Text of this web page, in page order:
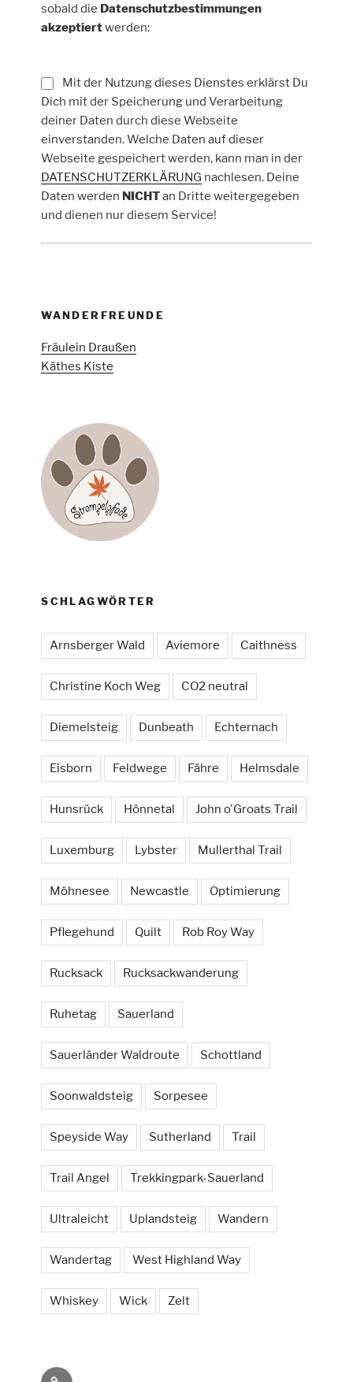
sobald die Datenschutzbestimmungen
akzeptiertwerden:
Mit der Nutzung dieses Dienstes erklärst Du
Dich mit der Speicherung und Verarbeitung
deiner Daten durch diese Webseite
einverstanden. Welche Daten auf dieser
Webseite gespeichert werden, kann man in der
DATENSCHUTZERKLÄRUNG nachlesen. Deine
Daten werden NICHTan Dritte weitergegeben
und dienen nur diesem Service!
WANDERFREUNDE
Fräulein Draußen
Käthes Kiste
SCHLAGWÖRTER
Arnsberger Wald Aviemore Caithness
Christine Koch Weg CO2 neutral
Diemelsteig Dunbeath Echternach
Eisborn Feldwege Fähre Helmsdale
Hunsrück Hönnetal John o'Groats Trail
Luxemburg Lybster Mullerthal Trail
Möhnesee Newcastle Optimierung
Pflegehund Quilt Rob Roy Way
Rucksack Rucksackwanderung
Ruhetag Sauerland
Sauerländer Waldroute Schottland
Soonwaldsteig Sorpesee
Speyside Way Sutherland Trail
Trail Angel Trekkingpark-Sauerland
Ultraleicht Uplandsteig Wandern
Wandertag West Highland Way
Whiskey Wick Zelt
Social